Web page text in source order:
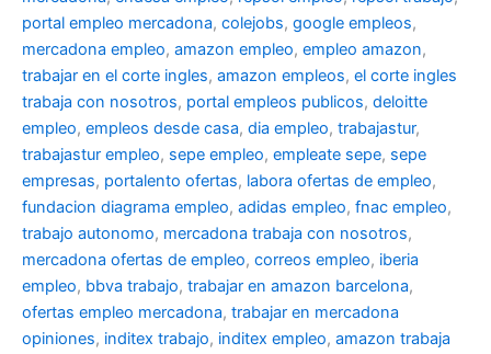
portal empleo mercadona, colejobs, google empleos,
mercadona empleo, amazon empleo, empleo amazon,
trabajar en el corte ingles, amazon empleos, el corte ingles
trabaja con nosotros, portal empleos publicos, deloitte
empleo, empleos desde casa, dia empleo, trabajastur,
trabajastur empleo, sepe empleo, empleate sepe, sepe
empresas, portalento ofertas, labora ofertas de empleo,
fundacion diagrama empleo, adidas empleo, fnac empleo,
trabajo autonomo, mercadona trabaja con nosotros,
mercadona ofertas de empleo, correos empleo, iberia
empleo, bbva trabajo, trabajar en amazon barcelona,
ofertas empleo mercadona, trabajar en mercadona
opiniones, inditex trabajo, inditex empleo, amazon trabaja